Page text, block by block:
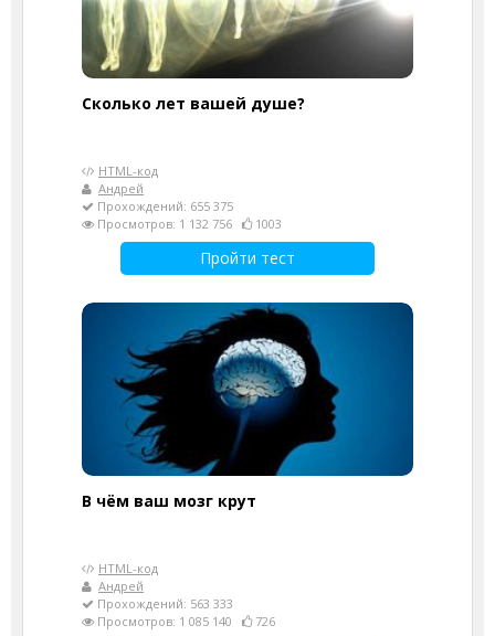
Cколько лет вашей душе?
HTML-код
Андрей
Прохождений: 655 375
Просмотров: 1 132 756
1003
Пройти тест
В чём ваш мозг крут
HTML-код
Андрей
Прохождений: 563 333
Просмотров: 1 085 140
726